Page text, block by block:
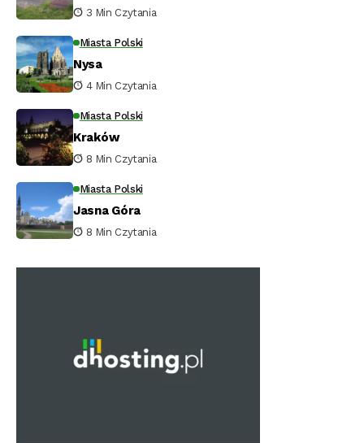
3 Min Czytania
Miasta Polski
Nysa
4 Min Czytania
Miasta Polski
Kraków
8 Min Czytania
Miasta Polski
Jasna Góra
8 Min Czytania